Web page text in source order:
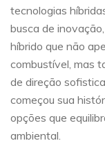
tecnologias
busca de
híbrido que não
combustível, mas
de direção
começou sua
opções que
ambiental.